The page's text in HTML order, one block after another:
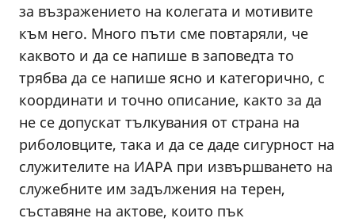
за възражението на колегата и мотивите
към него. Много пъти сме повтаряли, че
каквото и да се напише в заповедта то
трябва да се напише ясно и категорично, с
координати и точно описание, както за да
не се допускат тълкувания от страна на
риболовците, така и да се даде сигурност на
служителите на ИАРА при извършването на
служебните им задължения на терен,
съставяне на актове, които пък